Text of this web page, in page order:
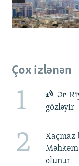
Çox izlənən
1
Ər-
gözləyir
2
Xaçmaz
olunur